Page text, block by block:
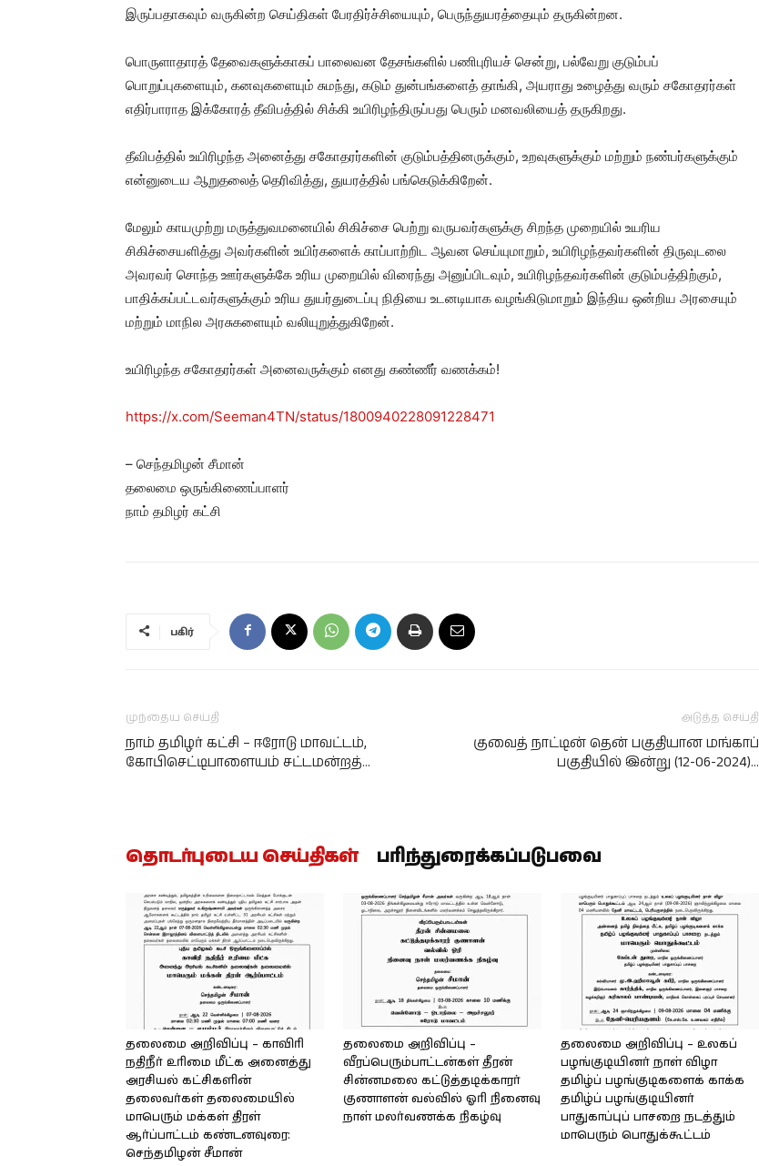
இருப்பதாகவும் வருகின்ற செய்திகள் பேரதிர்ச்சியையும், பெருந்துயரத்தையும் தருகின்றன.
பொருளாதாரத் தேவைகளுக்காகப் பாலைவன தேசங்களில் பணிபுரியச் சென்று, பல்வேறு குடும்பப்
பொறுப்புகளையும், கனவுகளையும் சுமந்து, கடும் துன்பங்களைத் தாங்கி, அயராது உழைத்து வரும் சகோதரர்கள்
எதிர்பாராத இக்கோரத் தீவிபத்தில் சிக்கி உயிரிழந்திருப்பது பெரும் மனவலியைத் தருகிறது.
தீவிபத்தில் உயிரிழந்த அனைத்து சகோதரர்களின் குடும்பத்தினருக்கும், உறவுகளுக்கும் மற்றும் நண்பர்களுக்கும்
என்னுடைய ஆறுதலைத் தெரிவித்து, துயரத்தில் பங்கெடுக்கிறேன்.
மேலும் காயமுற்று மருத்துவமனையில் சிகிச்சை பெற்று வருபவர்களுக்கு சிறந்த முறையில் உயரிய
சிகிச்சையளித்து அவர்களின் உயிர்களைக் காப்பாற்றிட ஆவன செய்யுமாறும், உயிரிழந்தவர்களின் திருவுடலை
அவரவர் சொந்த ஊர்களுக்கே உரிய முறையில் விரைந்து அனுப்பிடவும், உயிரிழந்தவர்களின் குடும்பத்திற்கும்,
பாதிக்கப்பட்டவர்களுக்கும் உரிய துயர்துடைப்பு நிதியை உடனடியாக வழங்கிடுமாறும் இந்திய ஒன்றிய அரசையும்
மற்றும் மாநில அரசுகளையும் வலியுறுத்துகிறேன்.
உயிரிழந்த சகோதரர்கள் அனைவருக்கும் எனது கண்ணீர் வணக்கம்!
https://x.com/Seeman4TN/status/1800940228091228471
– செந்தமிழன் சீமான்
தலைமை ஒருங்கிணைப்பாளர்
நாம் தமிழர் கட்சி
பகிர்
முந்தைய செய்தி
நாம் தமிழர் கட்சி – ஈரோடு மாவட்டம்,
கோபிசெட்டிபாளையம் சட்டமன்றத்…
அடுத்த செய்தி
குவைத் நாட்டின் தென் பகுதியான மங்காப்
பகுதியில் இன்று (12-06-2024)…
தொடர்புடைய செய்திகள் பரிந்துரைக்கப்படுபவை
தலைமை அறிவிப்பு – காவிரி
நதிநீர் உரிமை மீட்க அனைத்து
அரசியல் கட்சிகளின்
தலைவர்கள் தலைமையில்
மாபெரும் மக்கள் திரள்
ஆர்ப்பாட்டம் கண்டனவுரை:
செந்தமிழன் சீமான்
தலைமை அறிவிப்பு –
வீரப்பெரும்பாட்டன்கள் தீரன்
சின்னமலை கட்டுத்தடிக்காரர்
குணாளன் வல்வில் ஓரி நினைவு
நாள் மலர்வணக்க நிகழ்வு
தலைமை அறிவிப்பு – உலகப்
பழங்குடியினர் நாள் விழா
தமிழ்ப் பழங்குடிகளைக் காக்க
தமிழ்ப் பழங்குடியினர்
பாதுகாப்புப் பாசறை நடத்தும்
மாபெரும் பொதுக்கூட்டம்